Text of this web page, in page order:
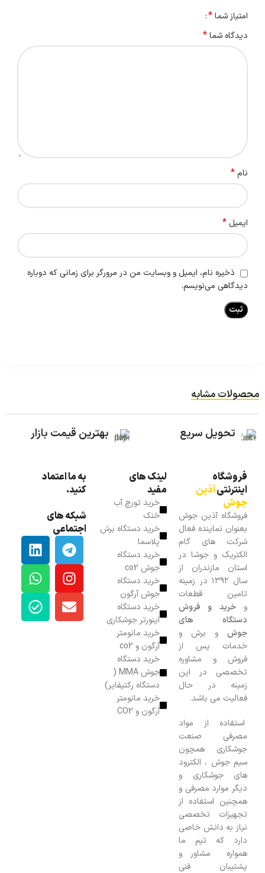
امتیاز شما*
دیدگاه شما*
نام*
ایمیل *
ذخیره نام، ایمیل و وبسایت من در مرورگر برای زمانی که دوباره
دیدگاهی می‌نویسم.
محصولات مشابه
تحویل سریع بهترین قیمت بازار
فروشگاه
اینترنتیآذین
جوش
فروشگاه آذین جوش
بعنوان نماینده فعال
شرکت های گام
الکتریک و جوشا در
استان مازندران از
سال ۱۳۹۲ در زمینه
تامین قطعات
وخرید و فروش
دستگاه های
جوش و برش و
خدمات پس از
فروش و مشاوره
تخصصی در این
زمینه در حال
فعالیت می باشد.
استفاده از مواد
مصرفی صنعت
جوشکاری همچون
سیم جوش ، الکترود
های جوشکاری و
دیگر موارد مصرفی و
همچنین استفاده از
تجهیزات تخصصی
نیاز به دانش خاصی
دارد که تیم ما
همواره مشاور و
پشتیبان فنی
لینک های
مفید
خرید تورچ آب
خنک
خرید دستگاه برش
پلاسما
خرید دستگاه
جوش co2
خرید دستگاه
جوش آرگون
خرید دستگاه
اینورتر جوشکاری
خرید مانومتر
آرگون و co2
خرید دستگاه
جوش MMA (
دستگاه رکتیفایر)
خرید مانومتر
آرگون و CO2
به ما اعتماد
کنید.
شبکه های
اجتماعی